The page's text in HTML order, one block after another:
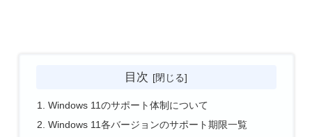
目次
Windows 11のサポート体制について
Windows 11各バージョンのサポート期限一覧